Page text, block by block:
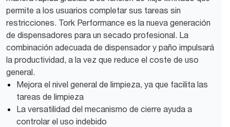
permite a los usuarios completar sus tareas sin
restricciones. Tork Performance es la nueva generación
de dispensadores para un secado profesional. La
combinación adecuada de dispensador y paño impulsará
la productividad, a la vez que reduce el coste de uso
general.
Mejora el nivel general de limpieza, ya que facilita las
tareas de limpieza
La versatilidad del mecanismo de cierre ayuda a
controlar el uso indebido